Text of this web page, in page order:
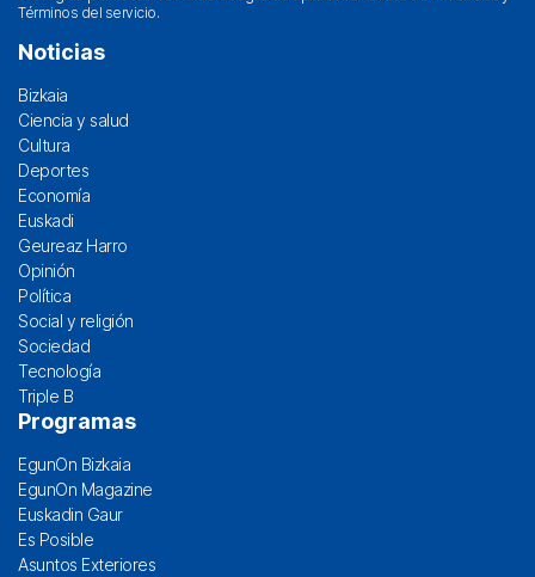
Términos del servicio.
Noticias
Bizkaia
Ciencia y salud
Cultura
Deportes
Economía
Euskadi
Geureaz Harro
Opinión
Política
Social y religión
Sociedad
Tecnología
Triple B
Programas
EgunOn Bizkaia
EgunOn Magazine
Euskadin Gaur
Es Posible
Asuntos Exteriores